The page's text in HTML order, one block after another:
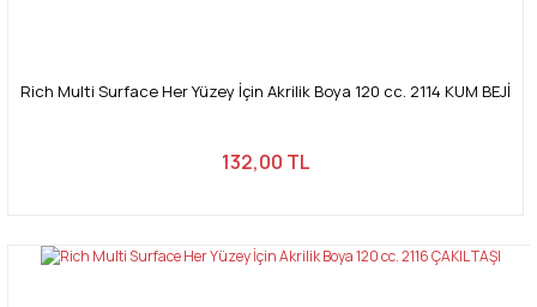
Rich Multi Surface Her Yüzey İçin Akrilik Boya 120 cc. 2114 KUM BEJİ
132,00 TL